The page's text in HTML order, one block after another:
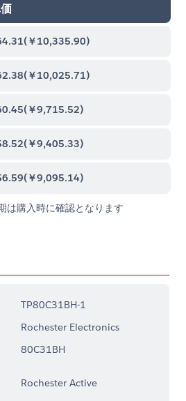
(￥10,335.90)
(￥10,025.71)
(￥9,715.52)
(￥9,405.33)
(￥9,095.14)
は購入時に確認となります
TP80C31BH-1
Rochester Electronics
80C31BH
Rochester Active